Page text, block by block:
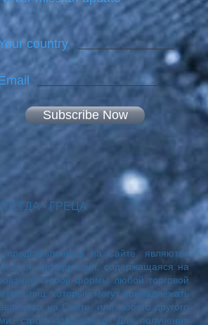
country
Subscribe Now
ВСЕГДА - ГРЕЦА
на Сайте, являются
информация, содержащаяся на
любой формы любой торговой
лиц, которым могут принадлежать
на Сайте, или любого другого
строго запрещено. Для получения